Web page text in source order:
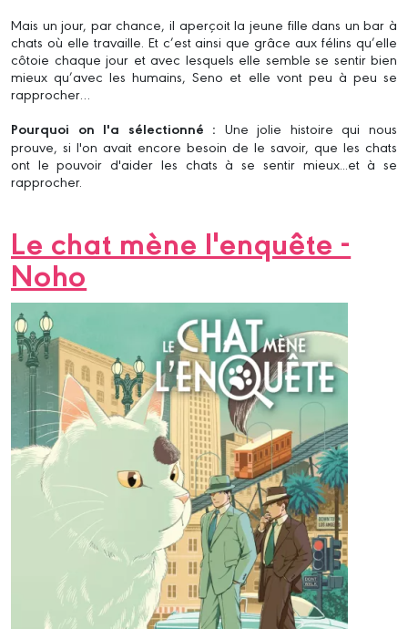
Mais un jour, par chance, il aperçoit la jeune fille dans un bar à
chats où elle travaille. Et c’est ainsi que grâce aux félins qu’elle
côtoie chaque jour et avec lesquels elle semble se sentir bien
mieux qu’avec les humains, Seno et elle vont peu à peu se
rapprocher…
Pourquoi on l'a sélectionné : Une jolie histoire qui nous
prouve, si l'on avait encore besoin de le savoir, que les chats
ont le pouvoir d'aider les chats à se sentir mieux...et à se
rapprocher.
Le chat mène l'enquête -
Noho